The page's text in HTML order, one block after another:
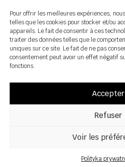
Pour offrir les meilleures expériences,
telles que les cookies pour stocker et/ou
appareils. Le fait de consentir à ces
traiter des données telles que le
uniques sur ce site. Le fait de ne pas
consentement peut avoir un effet négatif
fonctions.
Accepter
Refuser
Voir les
Polityka
Wszelkie prawa zastrzeżone ©2026
Polityka prywatności